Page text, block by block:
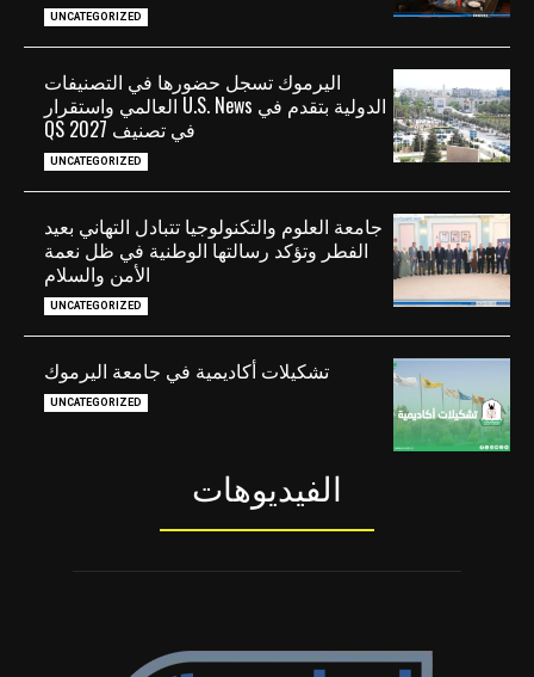
UNCATEGORIZED
اليرموك تسجل حضورها في التصنيفات
الدولية بتقدم في U.S. News العالمي واستقرار
في تصنيف QS 2027
UNCATEGORIZED
جامعة العلوم والتكنولوجيا تتبادل التهاني بعيد
الفطر وتؤكد رسالتها الوطنية في ظل نعمة
الأمن والسلام
UNCATEGORIZED
تشكيلات أكاديمية في جامعة اليرموك
UNCATEGORIZED
الفيديوهات